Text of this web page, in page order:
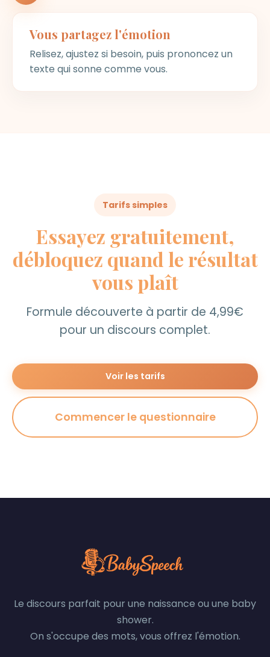
Vous partagez l'émotion
Relisez, ajustez si besoin, puis prononcez un
texte qui sonne comme vous.
Tarifs simples
Essayez gratuitement,
débloquez quand le résultat
vous plaît
Formule découverte à partir de 4,99€
pour un discours complet.
Voir les tarifs
Commencer le questionnaire
Le discours parfait pour une naissance ou une baby
shower.
On s'occupe des mots, vous offrez l'émotion.